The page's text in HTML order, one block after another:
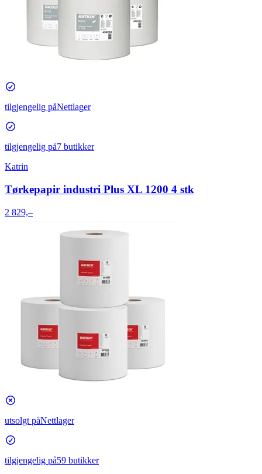
tilgjengelig påNettlager
tilgjengelig på7 butikker
Katrin
Tørkepapir industri Plus XL 1200 4 stk
2 829,–
utsolgt påNettlager
tilgjengelig på59 butikker